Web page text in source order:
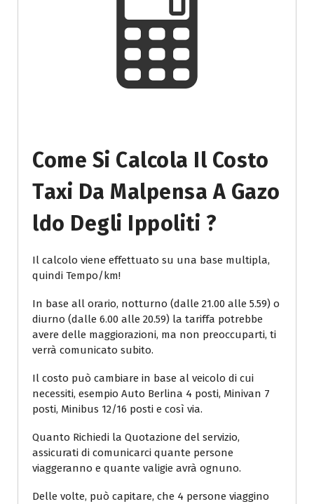
Come Si Calcola Il Costo
Taxi Da Malpensa A Gazo
Ldo Degli Ippoliti ?
Il calcolo viene effettuato su una base multipla,
quindi Tempo/km!
In base all orario, notturno (dalle 21.00 alle 5.59) o
diurno (dalle 6.00 alle 20.59) la tariffa potrebbe
avere delle maggiorazioni, ma non preoccuparti, ti
verrà comunicato subito.
Il costo può cambiare in base al veicolo di cui
necessiti, esempio Auto Berlina 4 posti, Minivan 7
posti, Minibus 12/16 posti e così via.
Quanto Richiedi la Quotazione del servizio,
assicurati di comunicarci quante persone
viaggeranno e quante valigie avrà ognuno.
Delle volte, può capitare, che 4 persone viaggino